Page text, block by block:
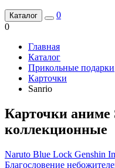
Каталог
0
0
Главная
Каталог
Прикольные подарки
Карточки
Sanrio
Карточки аниме
коллекционные
Naruto Blue Lock Genshin
Благословение